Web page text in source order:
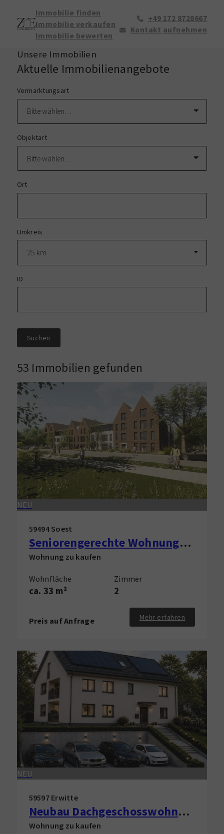
Immobilie finden
Immobilie verkaufen
Immobilie bewerten
+49 172 8728667
Kontakt aufnehmen
Unsere Immobilien
Aktuelle Immobilienangebote
Vermarktungsart
Objektart
Ort
Umkreis
ID
Suchen
53 Immobilien gefunden
NEU
59494 Soest
Seniorengerechte Wohnungen mit Tiefgarage in Innenstadt und FH-Nähe (KFW Förderung)
Wohnung zu kaufen
Wohnfläche
ca. 33 m²
Zimmer
2
Preis auf Anfrage Mehr erfahren
NEU
59597 Erwitte
Neubau Dachgeschosswohnung in Erwitte zu verkaufen!
Wohnung zu kaufen